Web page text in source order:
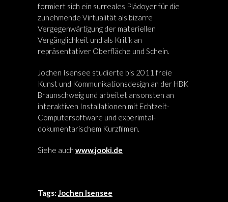
formiert sich ein surreales Plädoyer für die
zunehmende Virtualität als bizarre
Vergegenwärtigung der materiellen
Vergänglichkeit und als Kritik an
repräsentativer Oberfläche und Schein.
Jochen Isensee studierte bis 2011 freie
Kunst und Kommunikationsdesign an der HBK
Braunschweig und arbeitet ansonsten an
interaktiven Installationen mit Echtzeit-
Computersoftware und experimtal-
dokumentarischem Kurzfilmen.
Siehe auch www.jooki.de
Tags: Jochen Isensee